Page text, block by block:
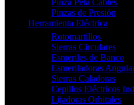
Pinza Pela Cables
Pinzas de Presión
Herramienta Eléctrica
Rotomartillos
Sierras Circulares
Esmeriles de Banco
Esmeriladoras
Sierras Caladoras
Cepillos Eléctricos
Lijadoras Orbitales